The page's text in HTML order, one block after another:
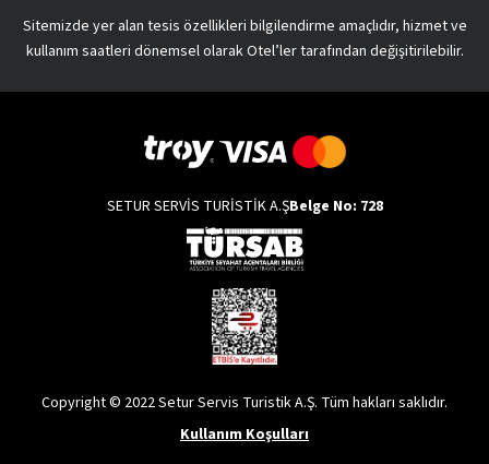
Sitemizde yer alan tesis özellikleri bilgilendirme amaçlıdır, hizmet ve
kullanım saatleri dönemsel olarak Otel’ler tarafından değişitirilebilir.
SETUR SERVİS TURİSTİK A.ŞBelge No: 728
Copyright © 2022 Setur Servis Turistik A.Ş. Tüm hakları saklıdır.
Kullanım Koşulları